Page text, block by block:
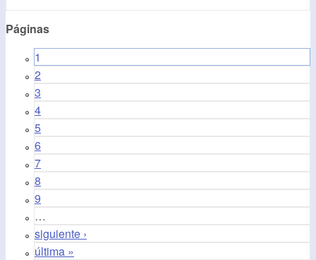
Páginas
1
2
3
4
5
6
7
8
9
…
siguiente ›
última »